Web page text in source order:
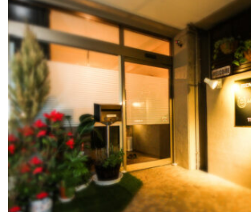
エリアから最寄りサロンを探す
北海道・東北
北海道 青森県 岩手県
秋田県 山形県 福島県
関東
茨城県 栃木県 群馬県